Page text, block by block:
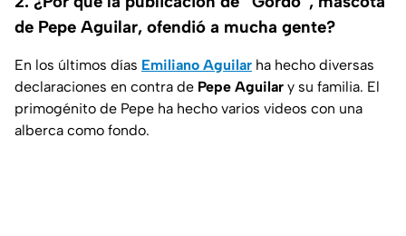
de Pepe Aguilar, ofendió a mucha gente?
En los últimos días Emiliano Aguilar ha hecho diversas
declaraciones en contra de Pepe Aguilar y su familia. El
primogénito de Pepe ha hecho varios videos con una
alberca como fondo.